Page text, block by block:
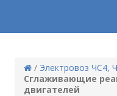
/ Электровоз ЧС4,
Сглаживающие
двигателей